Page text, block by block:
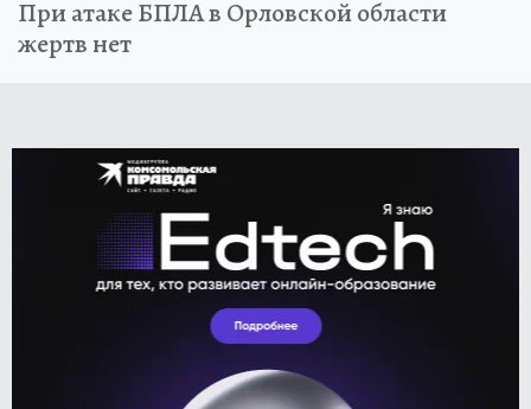
При атаке БПЛА в Орловской области
жертв нет